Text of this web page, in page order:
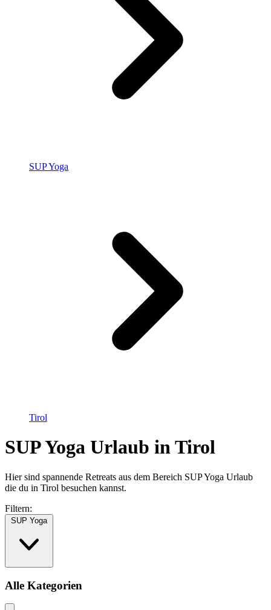
SUP Yoga
Tirol
SUP Yoga Urlaub in Tirol
Hier sind spannende Retreats aus dem Bereich SUP Yoga Urlaub
die du in Tirol besuchen kannst.
Filtern:
SUP Yoga
Alle Kategorien